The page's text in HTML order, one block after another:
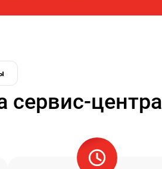
центра